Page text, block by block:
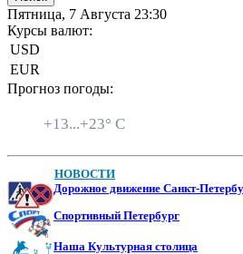
Пятница, 7 Августа 23:30
Курсы валют:
USD
EUR
Прогноз погоды:
+13...+23° C
НОВОСТИ
Дорожное движение Санкт-
Спортивный Петербург
Наша Культурная столица